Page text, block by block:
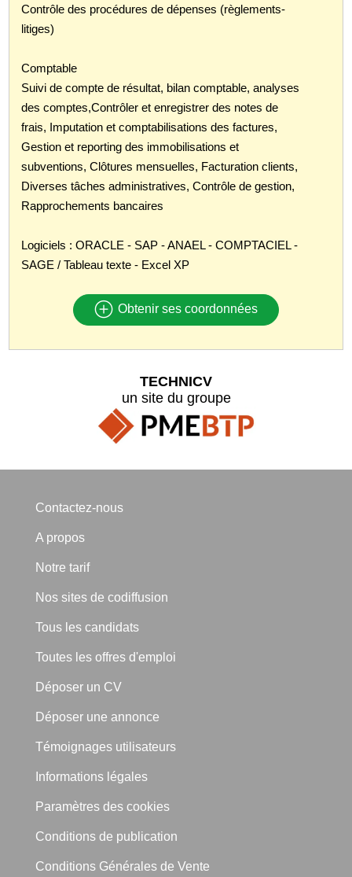
Contrôle des procédures de dépenses (règlements-
litiges)
Comptable
Suivi de compte de résultat, bilan comptable, analyses
des comptes,Contrôler et enregistrer des notes de
frais, Imputation et comptabilisations des factures,
Gestion et reporting des immobilisations et
subventions, Clôtures mensuelles, Facturation clients,
Diverses tâches administratives, Contrôle de gestion,
Rapprochements bancaires
Logiciels : ORACLE - SAP - ANAEL - COMPTACIEL -
SAGE / Tableau texte - Excel XP
Obtenir ses coordonnées
TECHNICV
un site du groupe
Contactez-nous
A propos
Notre tarif
Nos sites de codiffusion
Tous les candidats
Toutes les offres d'emploi
Déposer un CV
Déposer une annonce
Témoignages utilisateurs
Informations légales
Paramètres des cookies
Conditions de publication
Conditions Générales de Vente